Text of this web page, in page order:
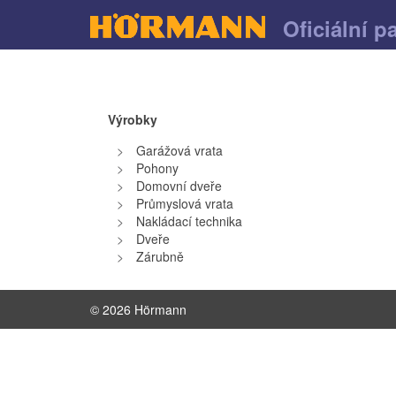
Oficiální
Výrobky
Garážová vrata
Pohony
Domovní dveře
Průmyslová vrata
Nakládací technika
Dveře
Zárubně
© 2026 Hörmann